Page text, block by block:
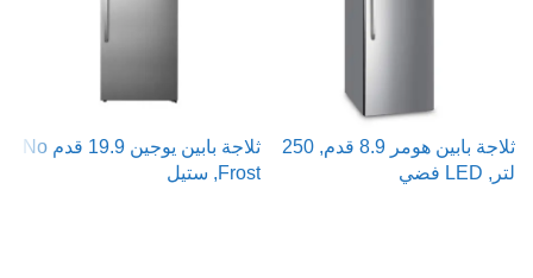
ثلاجة بابين هومر 8.9 قدم, 250
لتر, LED فضي
ثلاجة بابين يوجين 19.9 قدم No
Frost, ستيل